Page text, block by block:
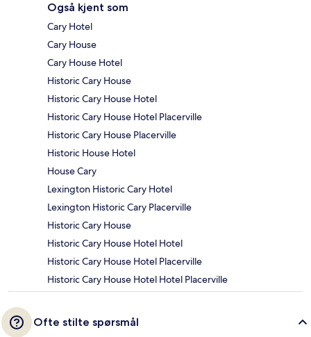
Også kjent som
Cary Hotel
Cary House
Cary House Hotel
Historic Cary House
Historic Cary House Hotel
Historic Cary House Hotel Placerville
Historic Cary House Placerville
Historic House Hotel
House Cary
Lexington Historic Cary Hotel
Lexington Historic Cary Placerville
Historic Cary House
Historic Cary House Hotel Hotel
Historic Cary House Hotel Placerville
Historic Cary House Hotel Hotel Placerville
Ofte stilte spørsmål